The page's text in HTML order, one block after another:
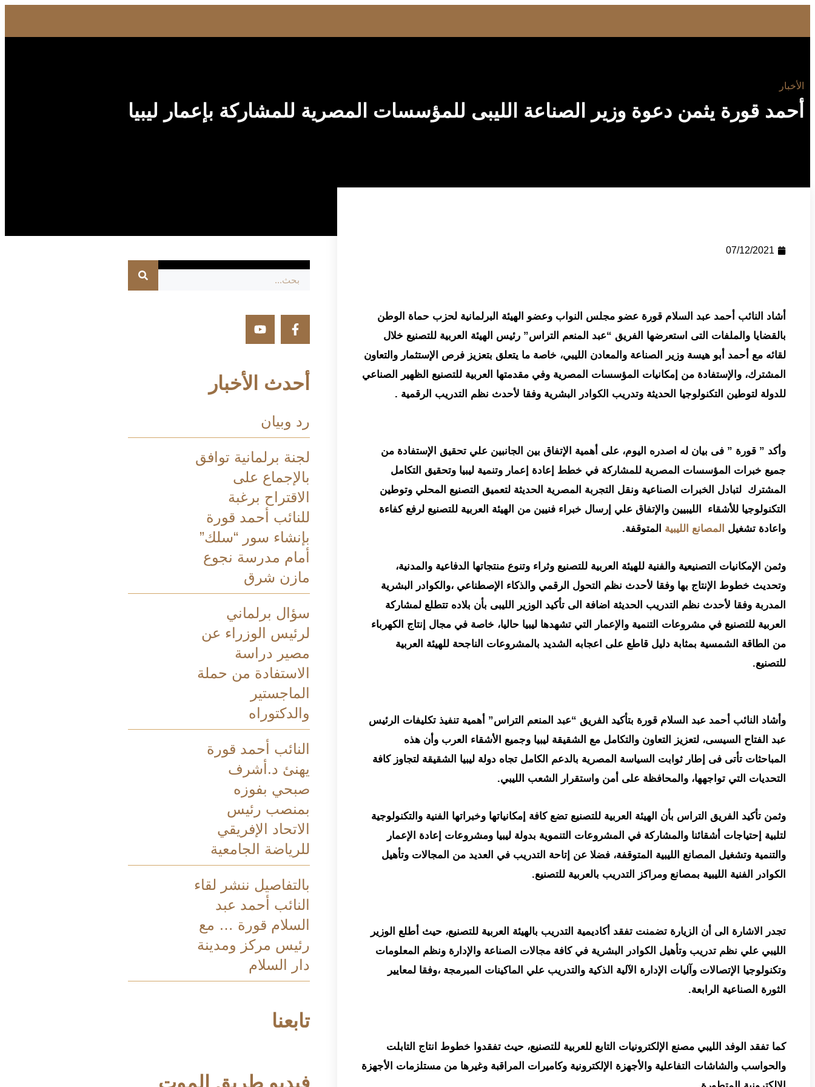
الأخبار
أحمد قورة يثمن دعوة وزير الصناعة الليبى للمؤسسات المصرية للمشاركة بإعمار ليبيا
07/12/2021
أشاد النائب أحمد عبد السلام قورة عضو مجلس النواب وعضو الهيئة البرلمانية لحزب حماة الوطن
بالقضايا والملفات التى استعرضها الفريق “عبد المنعم التراس” رئيس الهيئة العربية للتصنيع خلال
لقائه مع أحمد أبو هيسة وزير الصناعة والمعادن الليبي، خاصة ما يتعلق بتعزيز فرص الإستثمار والتعاون
المشترك، والإستفادة من إمكانيات المؤسسات المصرية وفي مقدمتها العربية للتصنيع الظهير الصناعي
للدولة لتوطين التكنولوجيا الحديثة وتدريب الكوادر البشرية وفقا لأحدث نظم التدريب الرقمية .
وأكد ” قورة ” فى بيان له اصدره اليوم، على أهمية الإتفاق بين الجانبين علي تحقيق الإستفادة من
جميع خبرات المؤسسات المصرية للمشاركة في خطط إعادة إعمار وتنمية ليبيا وتحقيق التكامل
المشترك لتبادل الخبرات الصناعية ونقل التجربة المصرية الحديثة لتعميق التصنيع المحلي وتوطين
التكنولوجيا للأشقاء الليبيين والإتفاق علي إرسال خبراء فنيين من الهيئة العربية للتصنيع لرفع كفاءة
واعادة تشغيل المصانع الليبية المتوقفة.
وثمن الإمكانيات التصنيعية والفنية للهيئة العربية للتصنيع وثراء وتنوع منتجاتها الدفاعية والمدنية،
وتحديث خطوط الإنتاج بها وفقا لأحدث نظم التحول الرقمي والذكاء الإصطناعي ،والكوادر البشرية
المدربة وفقا لأحدث نظم التدريب الحديثة اضافة الى تأكيد الوزير الليبى بأن بلاده تتطلع لمشاركة
العربية للتصنيع في مشروعات التنمية والإعمار التي تشهدها ليبيا حاليا، خاصة في مجال إنتاج الكهرباء
من الطاقة الشمسية بمثابة دليل قاطع على اعجابه الشديد بالمشروعات الناجحة للهيئة العربية
للتصنيع.
وأشاد النائب أحمد عبد السلام قورة بتأكيد الفريق “عبد المنعم التراس” أهمية تنفيذ تكليفات الرئيس
عبد الفتاح السيسى، لتعزيز التعاون والتكامل مع الشقيقة ليبيا وجميع الأشقاء العرب وأن هذه
المباحثات تأتى فى إطار ثوابت السياسة المصرية بالدعم الكامل تجاه دولة ليبيا الشقيقة لتجاوز كافة
التحديات التي تواجهها، والمحافظة على أمن واستقرار الشعب الليبي.
وثمن تأكيد الفريق التراس بأن الهيئة العربية للتصنيع تضع كافة إمكانياتها وخبراتها الفنية والتكنولوجية
لتلبية إحتياجات أشقائنا والمشاركة في المشروعات التنموية بدولة ليبيا ومشروعات إعادة الإعمار
والتنمية وتشغيل المصانع الليبية المتوقفة، فضلا عن إتاحة التدريب في العديد من المجالات وتأهيل
الكوادر الفنية الليبية بمصانع ومراكز التدريب بالعربية للتصنيع.
تجدر الاشارة الى أن الزيارة تضمنت تفقد أكاديمية التدريب بالهيئة العربية للتصنيع، حيث أطلع الوزير
الليبي علي نظم تدريب وتأهيل الكوادر البشرية في كافة مجالات الصناعة والإدارة ونظم المعلومات
وتكنولوجيا الإتصالات وآليات الإدارة الآلية الذكية والتدريب علي الماكينات المبرمجة ،وفقا لمعايير
الثورة الصناعية الرابعة.
كما تفقد الوفد الليبي مصنع الإلكترونيات التابع للعربية للتصنيع، حيث تفقدوا خطوط انتاج التابلت
والحواسب والشاشات التفاعلية والأجهزة الإلكترونية وكاميرات المراقبة وغيرها من مستلزمات الأجهزة
أحدث الأخبار
رد وبيان
لجنة برلمانية توافق
بالإجماع على
الاقتراح برغبة
للنائب أحمد قورة
بإنشاء سور “سلك”
أمام مدرسة نجوع
مازن شرق
سؤال برلماني
لرئيس الوزراء عن
مصير دراسة
الاستفادة من حملة
الماجستير
والدكتوراه
النائب أحمد قورة
يهنئ د.أشرف
صبحي بفوزه
بمنصب رئيس
الاتحاد الإفريقي
للرياضة الجامعية
بالتفاصيل ننشر لقاء
النائب أحمد عبد
السلام قورة … مع
رئيس مركز ومدينة
دار السلام
تابعنا